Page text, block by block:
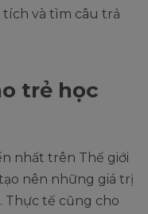
tích và tìm câu trả
trẻ học
nhất trên Thế giới
nên những giá trị
tế cũng cho